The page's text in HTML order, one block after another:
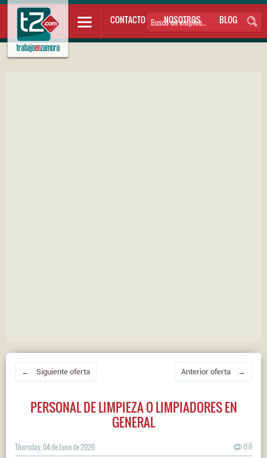
CONTACTO NOSOTROS BLOG
← Siguiente oferta Anterior oferta →
PERSONAL DE LIMPIEZA O LIMPIADORES EN
GENERAL
Thursday, 04 de June de 2026 88